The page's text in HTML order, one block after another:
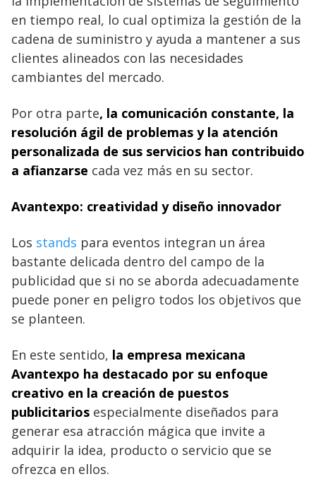
en tiempo real, lo cual optimiza la gestión de la
cadena de suministro y ayuda a mantener a sus
clientes alineados con las necesidades
cambiantes del mercado.
Por otra parte, la comunicación constante, la
resolución ágil de problemas y la atención
personalizada de sus servicios han contribuido
a afianzarse cada vez más en su sector.
Avantexpo: creatividad y diseño innovador
Los stands para eventos integran un área
bastante delicada dentro del campo de la
publicidad que si no se aborda adecuadamente
puede poner en peligro todos los objetivos que
se planteen.
En este sentido, la empresa mexicana
Avantexpo ha destacado por su enfoque
creativo en la creación de puestos
publicitarios especialmente diseñados para
generar esa atracción mágica que invite a
adquirir la idea, producto o servicio que se
ofrezca en ellos.